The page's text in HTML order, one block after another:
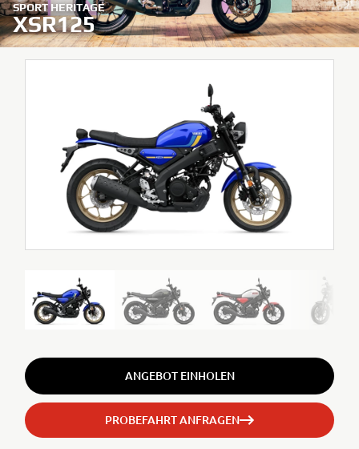
SPORT HERITAGE
XSR125
ANGEBOT EINHOLEN
PROBEFAHRT ANFRAGEN